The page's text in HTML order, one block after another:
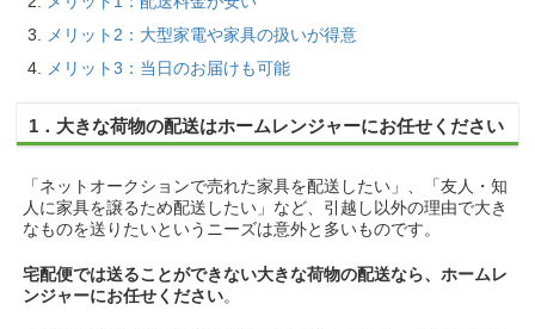
メリット2：大型家電や家具の扱いが得意
メリット3：当日のお届けも可能
1．大きな荷物の配送はホームレンジャーにお任せください
「ネットオークションで売れた家具を配送したい」、「友人・知
人に家具を譲るため配送したい」など、引越し以外の理由で大き
なものを送りたいというニーズは意外と多いものです。
宅配便では送ることができない大きな荷物の配送なら、ホームレ
ンジャーにお任せください。